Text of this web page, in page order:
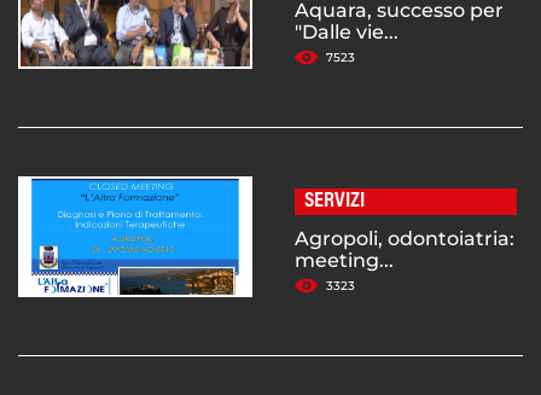
Aquara, successo per
"Dalle vie...
7523
SERVIZI
Agropoli, odontoiatria:
meeting...
3323